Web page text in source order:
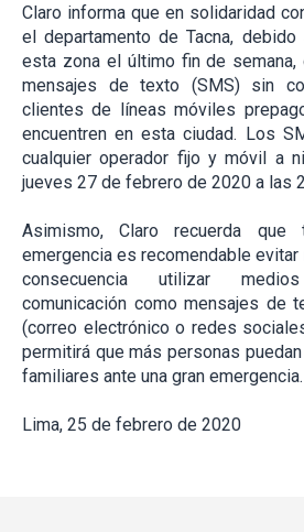
Claro informa que en solidaridad
el departamento de Tacna,
esta zona el último fin de semana,
mensajes de texto (SMS) sin
clientes de líneas móviles
encuentren en esta ciudad. Los
cualquier operador fijo y móvil a
jueves 27 de febrero de 2020 a las
Asimismo, Claro recuerda que
emergencia es recomendable
consecuencia utilizar
comunicación como mensajes de
(correo electrónico o redes
permitirá que más personas
familiares ante una gran emergencia.
Lima, 25 de febrero de 2020